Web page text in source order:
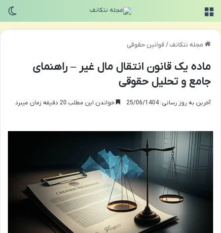
مجله نتکانف/ قوانین حقوقی
ماده یک قانون انتقال مال غیر – راهنمای
جامع و تحلیل حقوقی
آخرین به روز رسانی: 25/06/1404 خواندن این مطلب 20 دقیقه زمان میبرد